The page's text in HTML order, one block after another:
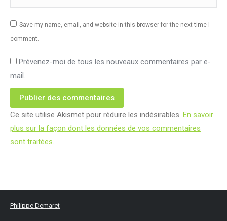
Save my name, email, and website in this browser for the next time I
comment.
Prévenez-moi de tous les nouveaux commentaires par e-
mail.
Publier des commentaires
Ce site utilise Akismet pour réduire les indésirables. En savoir
plus sur la façon dont les données de vos commentaires
sont traitées.
Philippe Demaret